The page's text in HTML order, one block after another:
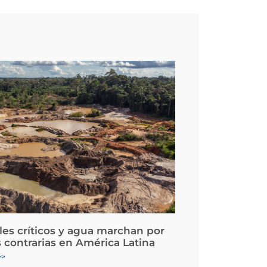
críticos y agua marchan por
contrarias en América Latina